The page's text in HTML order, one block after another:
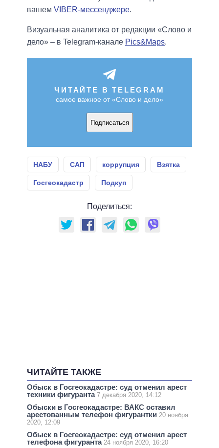
вашем VIBER-мессенджере.
Визуальная аналитика от редакции «Слово и
дело» – в Telegram-канале Pics&Maps.
ЧИТАЙТЕ В TELEGRAM
самое важное от «Слово и дело»
Подписаться
НАБУ САП коррупция Взятка
Госгеокадастр Подкуп
Поделиться:
ЧИТАЙТЕ ТАКЖЕ
Обыск в Госгеокадастре: суд отменил арест
техники фигуранта 7 декабря 2020, 14:12
Обыски в Госгеокадастре: ВАКС оставил
арестованным телефон фигурантки 20 ноября
2020, 12:09
Обыск в Госгеокадастре: суд отменил арест
телефона фигуранта 24 ноября 2020, 16:20